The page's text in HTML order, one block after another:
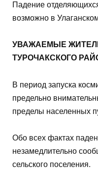
Падение
возможно в
УВАЖАЕМЫЕ
ТУРОЧАКСКОГО
В период запуска
предельно
пределы населенных
Обо всех фактах
незамедлительно
сельского поселения.